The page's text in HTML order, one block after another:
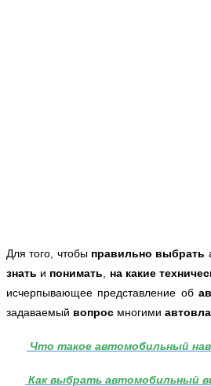
Для того, чтобы правильно выбрать
знать и понимать, на какие
исчерпывающее представление об
задаваемый вопрос многими
Что такое автомобильный
Как выбрать автомобильный